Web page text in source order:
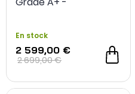
En stock
2 599,00 €
2 699,00 €